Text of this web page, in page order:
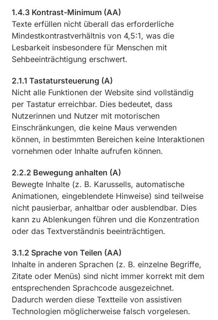
1.4.3 Kontrast-Minimum (AA)
Texte erfüllen nicht überall das erforderliche
Mindestkontrastverhältnis von 4,5:1, was die
Lesbarkeit insbesondere für Menschen mit
Sehbeeinträchtigung erschwert.
2.1.1 Tastatursteuerung (A)
Nicht alle Funktionen der Website sind vollständig
per Tastatur erreichbar. Dies bedeutet, dass
Nutzerinnen und Nutzer mit motorischen
Einschränkungen, die keine Maus verwenden
können, in bestimmten Bereichen keine Interaktionen
vornehmen oder Inhalte aufrufen können.
2.2.2 Bewegung anhalten (A)
Bewegte Inhalte (z. B. Karussells, automatische
Animationen, eingeblendete Hinweise) sind teilweise
nicht pausierbar, anhaltbar oder ausblendbar. Dies
kann zu Ablenkungen führen und die Konzentration
oder das Textverständnis beeinträchtigen.
3.1.2 Sprache von Teilen (AA)
Inhalte in anderen Sprachen (z. B. einzelne Begriffe,
Zitate oder Menüs) sind nicht immer korrekt mit dem
entsprechenden Sprachcode ausgezeichnet.
Dadurch werden diese Textteile von assistiven
Technologien möglicherweise falsch vorgelesen.